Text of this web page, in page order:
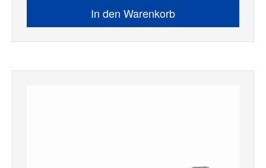
In den Warenkorb